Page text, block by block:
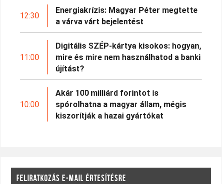
12:30
Energiakrízis: Magyar Péter megtette
a várva várt bejelentést
11:00
Digitális SZÉP-kártya kisokos: hogyan,
mire és mire nem használhatod a banki
újítást?
10:00
Akár 100 milliárd forintot is
spórolhatna a magyar állam, mégis
kiszorítják a hazai gyártókat
FELIRATKOZÁS E-MAIL ÉRTESÍTÉSRE